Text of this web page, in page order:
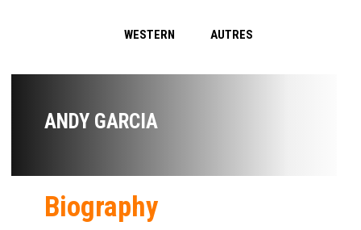
WESTERN AUTRES
ANDY GARCIA
Biography